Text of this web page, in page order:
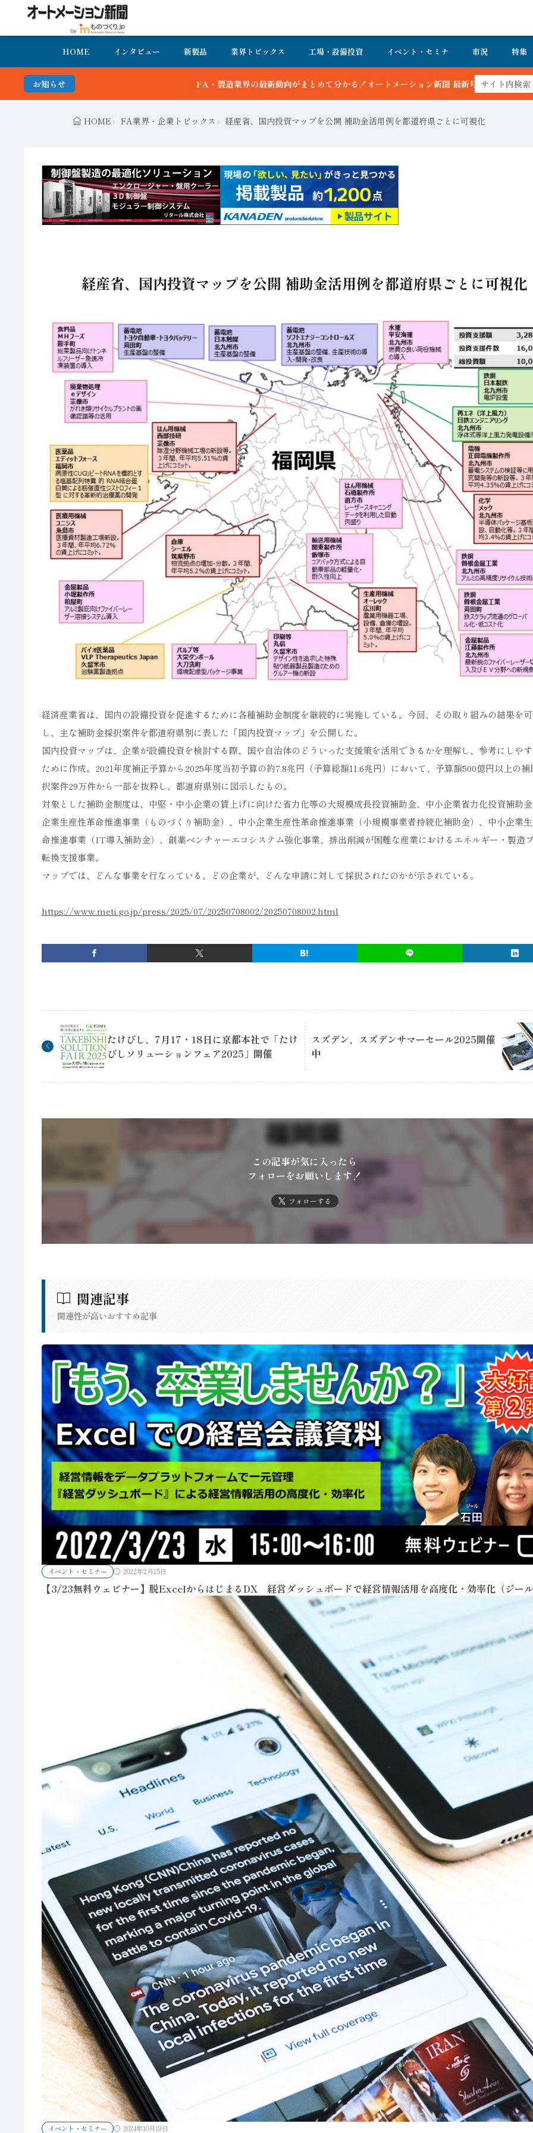
HOME インタビュー 新製品 業界トピックス 工場・設備投資 イベント・セミナ 市況 特集
お知らせ
FA・製造業界の最新動向がまとめて分かる！オートメーション新聞 最新号＆バックナンバーを無料で公開中 詳細はこちら
HOME FA業界・企業トピックス 経産省、国内投資マップを公開 補助金活用例を都道府県ごとに可視化
経産省、国内投資マップを公開 補助金活用例を都道府県ごとに可視化
経済産業省は、国内の設備投資を促進するために各種補助金制度を継続的に実施している。今回、その取り組みの結果を
し、主な補助金採択案件を都道府県別に表した「国内投資マップ」を公開した。
国内投資マップは、企業が設備投資を検討する際、国や自治体のどういった支援策を活用できるかを理解し、参考にしや
ために作成。2021年度補正予算から2025年度当初予算の約7.8兆円（予算総額11.6兆円）において、予算額500億円以上の
択案件29万件から一部を抜粋し、都道府県別に図示したもの。
対象とした補助金制度は、中堅・中小企業の賃上げに向けた省力化等の大規模成長投資補助金、中小企業省力化投資補助
企業生産性革命推進事業（ものづくり補助金）、中小企業生産性革命推進事業（小規模事業者持続化補助金）、中小企業
命推進事業（IT導入補助金）、創薬ベンチャーエコシステム強化事業、排出削減が困難な産業におけるエネルギー・製造
転換支援事業。
マップでは、どんな事業を行なっている、どの企業が、どんな申請に対して採択されたのかが示されている。
https://www.meti.go.jp/press/2025/07/20250708002/20250708002.html
たけびし、7月17・18日に京都本社で「たけ
びしソリューションフェア2025」開催
スズデン、スズデンサマーセール2025開催
中
この記事が気に入ったら
フォローをお願いします！
フォローする
関連記事
関連性が高いおすすめ記事
イベント・セミナー 2022年2月25日
【3/23無料ウェビナー】脱ExcelからはじまるDX 経営ダッシュボードで経営情報活用を高度化・効率化（ジー
イベント・セミナー 2024年10月19日